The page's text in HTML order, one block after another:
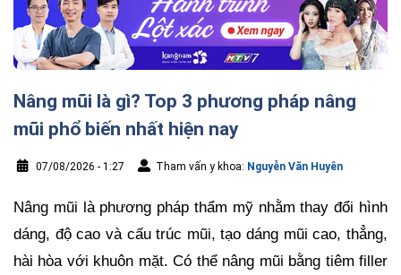
Nâng mũi là gì? Top 3 phương pháp nâng
mũi phổ biến nhất hiện nay
07/08/2026 - 1:27 Tham vấn y khoa: Nguyễn Văn Huyên
Nâng mũi là phương pháp thẩm mỹ nhằm thay đổi hình
dáng, độ cao và cấu trúc mũi, tạo dáng mũi cao, thẳng,
hài hòa với khuôn mặt. Có thể nâng mũi bằng tiêm filler